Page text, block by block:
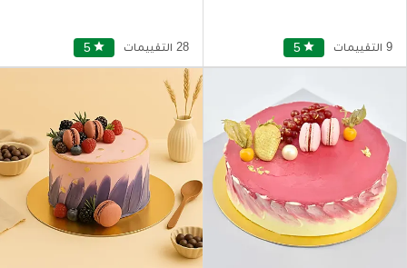
5 star 9 التقييمات 5 star 28 التقييمات